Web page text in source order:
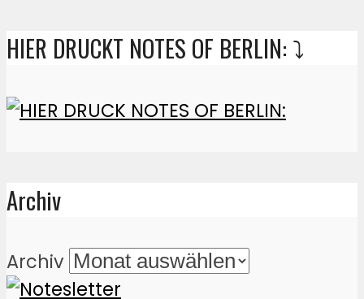
HIER DRUCKT NOTES OF BERLIN: ⤵️
Archiv
Archiv